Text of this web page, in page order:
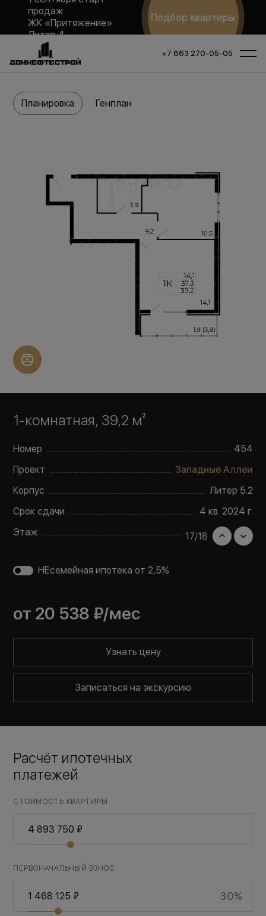
продаж
ЖК «Притяжение»
Литер 4
Подбор квартиры
+7 863 270-05-05
1-комнатная, 39,2 м²
Номер
454
Проект
Западные Аллеи
Корпус
Литер 5.2
Срок сдачи
4 кв. 2024 г.
Этаж
17/18
НЕсемейная ипотека от 2,5%
от 20 538 ₽/мес
Узнать цену
Записаться на экскурсию
Планировка Генплан
Расчёт ипотечных
платежей
СТОИМОСТЬ КВАРТИРЫ
ПЕРВОНАЧАЛЬНЫЙ ВЗНОС
30%